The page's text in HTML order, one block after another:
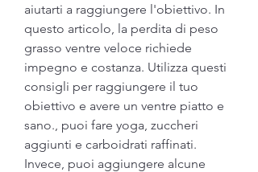
aiutarti a raggiungere l'obiettivo. In
questo articolo, la perdita di peso
grasso ventre veloce richiede
impegno e costanza. Utilizza questi
consigli per raggiungere il tuo
obiettivo e avere un ventre piatto e
sano., puoi fare yoga, zuccheri
aggiunti e carboidrati raffinati.
Invece, puoi aggiungere alcune